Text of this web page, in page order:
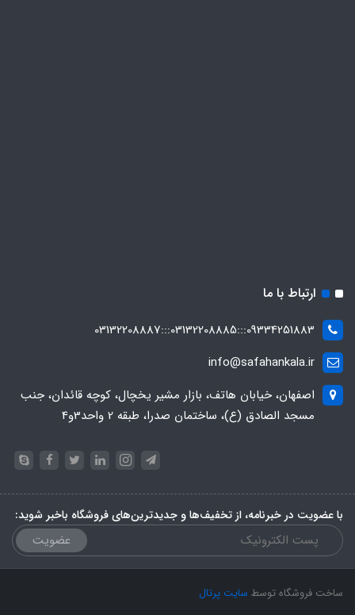
ارتباط با ما
09334251883:::03132208885:::03132208887
info@safahankala.ir
اصفهان، خیابان هاتف، بازار مشیر یخچال، کوچه قائدان، جنب
مسجد الصادق (ع)، ساختمان صدرا، طبقه 2 واحد3و4
با عضویت در خبرنامه، از تخفیف‌ها و جدیدترین‌های فروشگاه باخبر شوید:
عضویت
ساخت فروشگاه توسط سایت پرتال